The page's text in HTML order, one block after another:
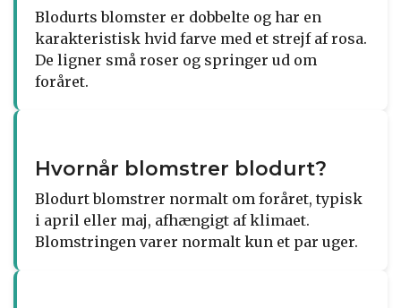
Blodurts blomster er dobbelte og har en
karakteristisk hvid farve med et strejf af rosa.
De ligner små roser og springer ud om
foråret.
Hvornår blomstrer blodurt?
Blodurt blomstrer normalt om foråret, typisk
i april eller maj, afhængigt af klimaet.
Blomstringen varer normalt kun et par uger.